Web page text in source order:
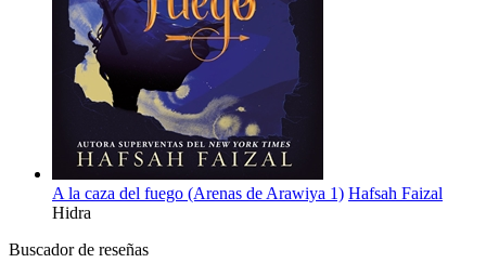
A la caza del fuego (Arenas de Arawiya 1) Hafsah Faizal
Hidra
Buscador de reseñas